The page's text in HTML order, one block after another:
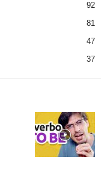
92
81
47
37